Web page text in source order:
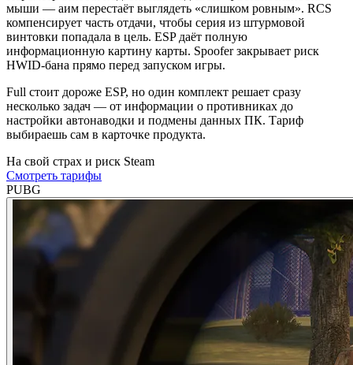
мыши — аим перестаёт выглядеть «слишком ровным». RCS
компенсирует часть отдачи, чтобы серия из штурмовой
винтовки попадала в цель. ESP даёт полную
информационную картину карты. Spoofer закрывает риск
HWID-бана прямо перед запуском игры.
Full стоит дороже ESP, но один комплект решает сразу
несколько задач — от информации о противниках до
настройки автонаводки и подмены данных ПК. Тариф
выбираешь сам в карточке продукта.
На свой страх и риск Steam
Смотреть тарифы
PUBG